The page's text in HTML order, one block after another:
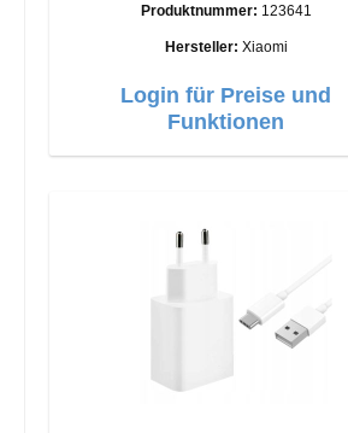
Anschlüsse: USB-A Output: 90W Farbe:
Produktnummer: 123641
Hersteller: Xiaomi
Login für Preise und
Funktionen